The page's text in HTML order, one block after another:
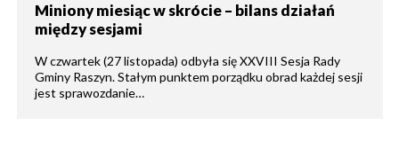
Miniony miesiąc w skrócie – bilans działań
między sesjami
W czwartek (27 listopada) odbyła się XXVIII Sesja Rady
Gminy Raszyn. Stałym punktem porządku obrad każdej sesji
jest sprawozdanie…